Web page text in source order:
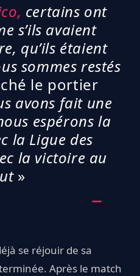
certains ont
s’ils avaient
qu’ils étaient
sommes restés
le portier
avons fait une
espérons la
la Ligue des
la victoire au
»
se réjouir de sa
Après le match